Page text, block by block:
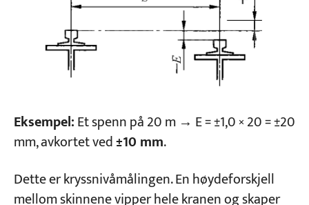
Eksempel:Et spenn på 20 m → E = ±1,0 × 20 = ±20
mm, avkortet ved±10 mm.
Dette er kryssnivåmålingen. En høydeforskjell
mellom skinnene vipper hele kranen og skaper